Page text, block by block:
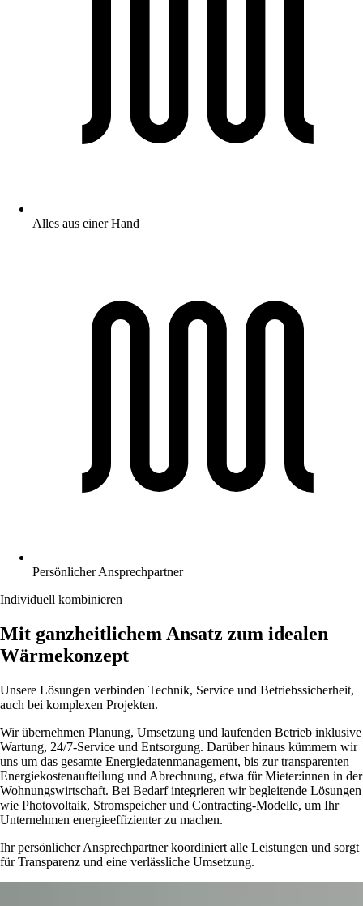
Alles aus einer Hand
Persönlicher Ansprechpartner
Individuell kombinieren
Mit ganzheitlichem Ansatz zum idealen
Wärmekonzept
Unsere Lösungen verbinden Technik, Service und Betriebssicherheit,
auch bei komplexen Projekten.
Wir übernehmen Planung, Umsetzung und laufenden Betrieb inklusive
Wartung, 24/7-Service und Entsorgung. Darüber hinaus kümmern wir
uns um das gesamte Energiedatenmanagement, bis zur transparenten
Energiekostenaufteilung und Abrechnung, etwa für Mieter:innen in der
Wohnungswirtschaft. Bei Bedarf integrieren wir begleitende Lösungen
wie Photovoltaik, Stromspeicher und Contracting-Modelle, um Ihr
Unternehmen energieeffizienter zu machen.
Ihr persönlicher Ansprechpartner koordiniert alle Leistungen und sorgt
für Transparenz und eine verlässliche Umsetzung.